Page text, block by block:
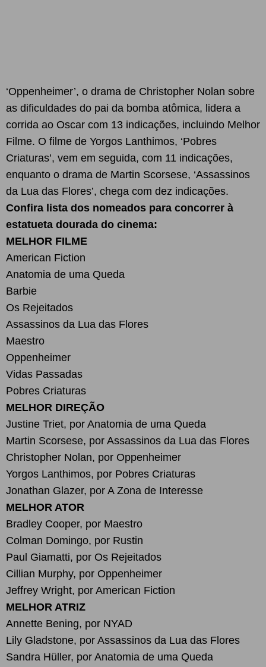
‘Oppenheimer’, o drama de Christopher Nolan sobre
as dificuldades do pai da bomba atômica, lidera a
corrida ao Oscar com 13 indicações, incluindo Melhor
Filme. O filme de Yorgos Lanthimos, ‘Pobres
Criaturas’, vem em seguida, com 11 indicações,
enquanto o drama de Martin Scorsese, ‘Assassinos
da Lua das Flores’, chega com dez indicações.
Confira lista dos nomeados para concorrer à
estatueta dourada do cinema:
MELHOR FILME
American Fiction
Anatomia de uma Queda
Barbie
Os Rejeitados
Assassinos da Lua das Flores
Maestro
Oppenheimer
Vidas Passadas
Pobres Criaturas
MELHOR DIREÇÃO
Justine Triet, por Anatomia de uma Queda
Martin Scorsese, por Assassinos da Lua das Flores
Christopher Nolan, por Oppenheimer
Yorgos Lanthimos, por Pobres Criaturas
Jonathan Glazer, por A Zona de Interesse
MELHOR ATOR
Bradley Cooper, por Maestro
Colman Domingo, por Rustin
Paul Giamatti, por Os Rejeitados
Cillian Murphy, por Oppenheimer
Jeffrey Wright, por American Fiction
MELHOR ATRIZ
Annette Bening, por NYAD
Lily Gladstone, por Assassinos da Lua das Flores
Sandra Hüller, por Anatomia de uma Queda